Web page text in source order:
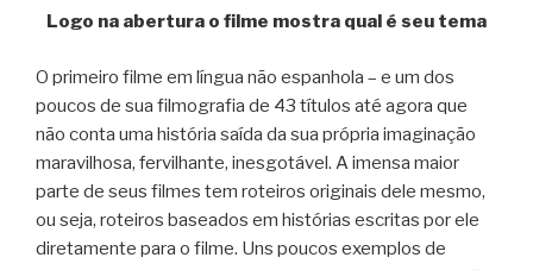
Logo na abertura o filme mostra qual é seu tema
O primeiro filme em língua não espanhola – e um dos
poucos de sua filmografia de 43 títulos até agora que
não conta uma história saída da sua própria imaginação
maravilhosa, fervilhante, inesgotável. A imensa maior
parte de seus filmes tem roteiros originais dele mesmo,
ou seja, roteiros baseados em histórias escritas por ele
diretamente para o filme. Uns poucos exemplos de